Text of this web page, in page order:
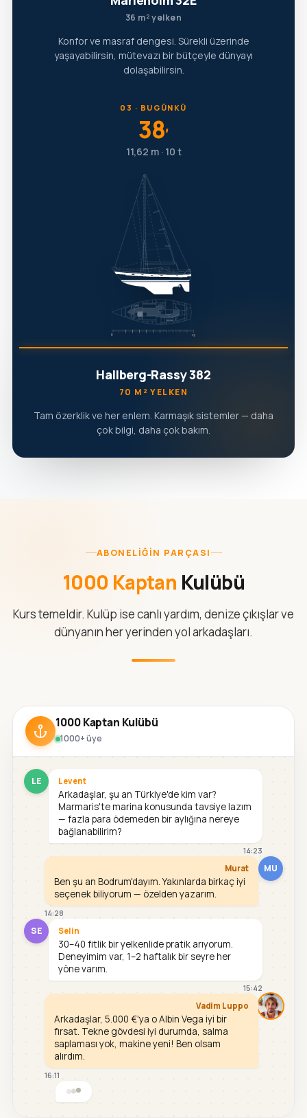
36 m² yelken
Konfor ve masraf dengesi. Sürekli üzerinde
yaşayabilirsin, mütevazı bir bütçeyle dünyayı
dolaşabilirsin.
03 · BUGÜNKÜ
38′
11,62 m · 10 t
Hallberg-Rassy 382
70 M² YELKEN
Tam özerklik ve her enlem. Karmaşık sistemler — daha
çok bilgi, daha çok bakım.
ABONELIĞIN PARÇASI
1000 Kaptan Kulübü
Kurs temeldir. Kulüp ise canlı yardım, denize çıkışlar ve
dünyanın her yerinden yol arkadaşları.
1000 Kaptan Kulübü
1000+ üye
LE Levent
Arkadaşlar, şu an Türkiye'de kim var?
Marmaris'te marina konusunda tavsiye lazım
— fazla para ödemeden bir aylığına nereye
bağlanabilirim?
14:23
MU
Murat
Ben şu an Bodrum'dayım. Yakınlarda birkaç iyi
seçenek biliyorum — özelden yazarım.
14:28
SE Selin
30–40 fitlik bir yelkenlide pratik arıyorum.
Deneyimim var, 1–2 haftalık bir seyre her
yöne varım.
15:42
Vadim Luppo
Arkadaşlar, 5.000 €'ya o Albin Vega iyi bir
fırsat. Tekne gövdesi iyi durumda, salma
saplaması yok, makine yeni! Ben olsam
alırdım.
16:11